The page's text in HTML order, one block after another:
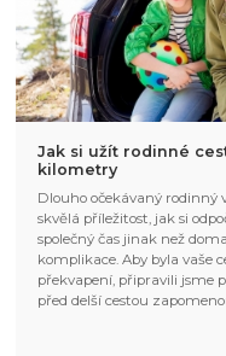
Jak si užít rodinné
kilometry
Dlouho očekávaný rodinný
skvělá příležitost, jak si
společný čas jinak než
komplikace. Aby byla vaše
překvapení, připravili jsme
před delší cestou